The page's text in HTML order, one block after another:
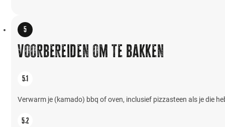
Voorbereiden om te bakken
Verwarm je (kamado) bbq of oven, inclusief pizzasteen als je die